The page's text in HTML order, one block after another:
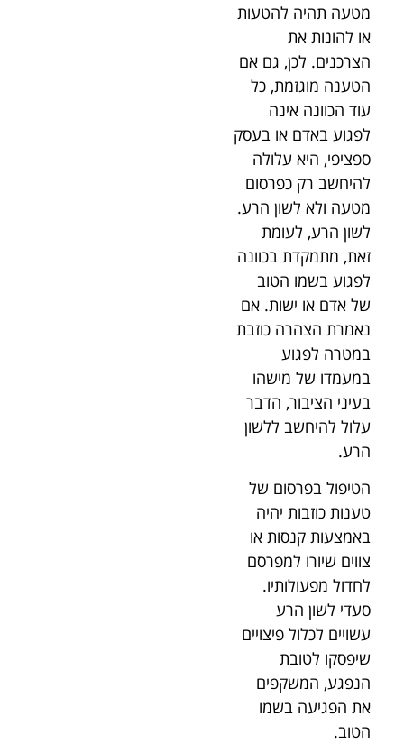
מטעה תהיה להטעות
או להונות את
הצרכנים. לכן, גם אם
הטענה מוגזמת, כל
עוד הכוונה אינה
לפגוע באדם או בעסק
ספציפי, היא עלולה
להיחשב רק כפרסום
מטעה ולא לשון הרע.
לשון הרע, לעומת
זאת, מתמקדת בכוונה
לפגוע בשמו הטוב
של אדם או ישות. אם
נאמרת הצהרה כוזבת
במטרה לפגוע
במעמדו של מישהו
בעיני הציבור, הדבר
עלול להיחשב ללשון
הרע.
הטיפול בפרסום של
טענות כוזבות יהיה
באמצעות קנסות או
צווים שיורו למפרסם
לחדול מפעולותיו.
סעדי לשון הרע
עשויים לכלול פיצויים
שיפסקו לטובת
הנפגע, המשקפים
את הפגיעה בשמו
הטוב.